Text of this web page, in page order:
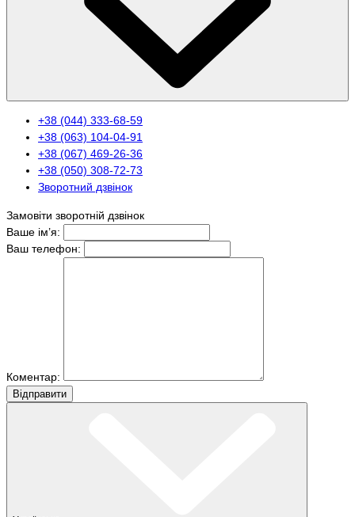
+38 (044) 333-68-59
+38 (063) 104-04-91
+38 (067) 469-26-36
+38 (050) 308-72-73
Зворотний дзвінок
Замовіти зворотній дзвінок
Ваше ім’я:
Ваш телефон:
Коментар:
Вiдправити